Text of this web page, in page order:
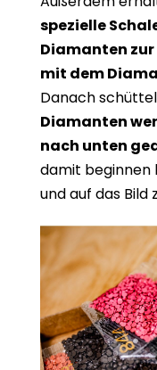
spezielle
Diamanten
mit dem
Danach
Diamanten
nach unten
damit beginnen
und auf das Bild